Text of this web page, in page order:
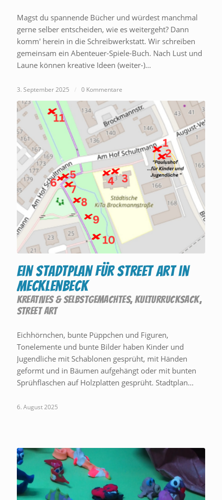
Magst du spannende Bücher und würdest manchmal
gerne selber entscheiden, wie es weitergeht? Dann
komm' herein in die Schreibwerkstatt. Wir schreiben
gemeinsam ein Abenteuer-Spiele-Buch. Nach Lust und
Laune können kreative Ideen (weiter-)…
3. September 2025 / 0 Kommentare
Ein Stadtplan für Street Art in
Mecklenbeck
KREATIVES & SELBSTGEMACHTES, KULTURRUCKSACK,
STREET ART
Eichhörnchen, bunte Püppchen und Figuren,
Tonelemente und bunte Bilder haben Kinder und
Jugendliche mit Schablonen gesprüht, mit Händen
geformt und in Bäumen aufgehängt oder mit bunten
Sprühflaschen auf Holzplatten gesprüht. Stadtplan…
6. August 2025